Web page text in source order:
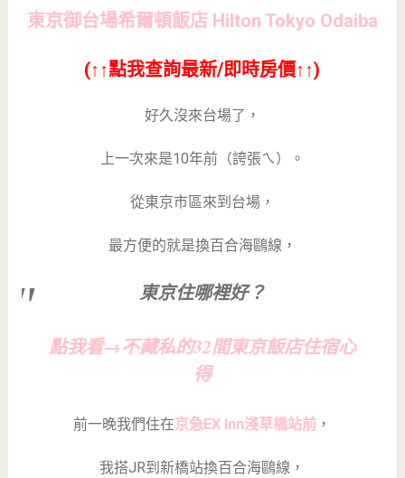
東京御台場希爾頓飯店 Hilton Tokyo Odaiba
(↑↑點我查詢最新/即時房價↑↑)
好久沒來台場了，
上一次來是10年前（誇張ㄟ）。
從東京市區來到台場，
最方便的就是換百合海鷗線，
東京住哪裡好？
點我看→不藏私的32間東京飯店住宿心
得
前一晚我們住在京急EX Inn淺草橋站前 ，
我搭JR到新橋站換百合海鷗線，